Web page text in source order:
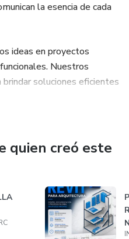
la esencia de cada
ideas en proyectos
Nuestros
soluciones eficientes
quien creó este